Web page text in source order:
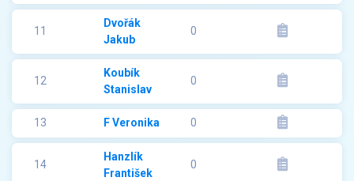
11
Dvořák
Jakub
0
12
Koubík
Stanislav
0
13 F Veronika 0
14
Hanzlík
František
0